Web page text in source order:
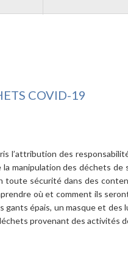
COVID-19
l’attribution des
manipulation des déchets
sécurité dans des
où et comment ils
épais, un masque et
provenant des activités